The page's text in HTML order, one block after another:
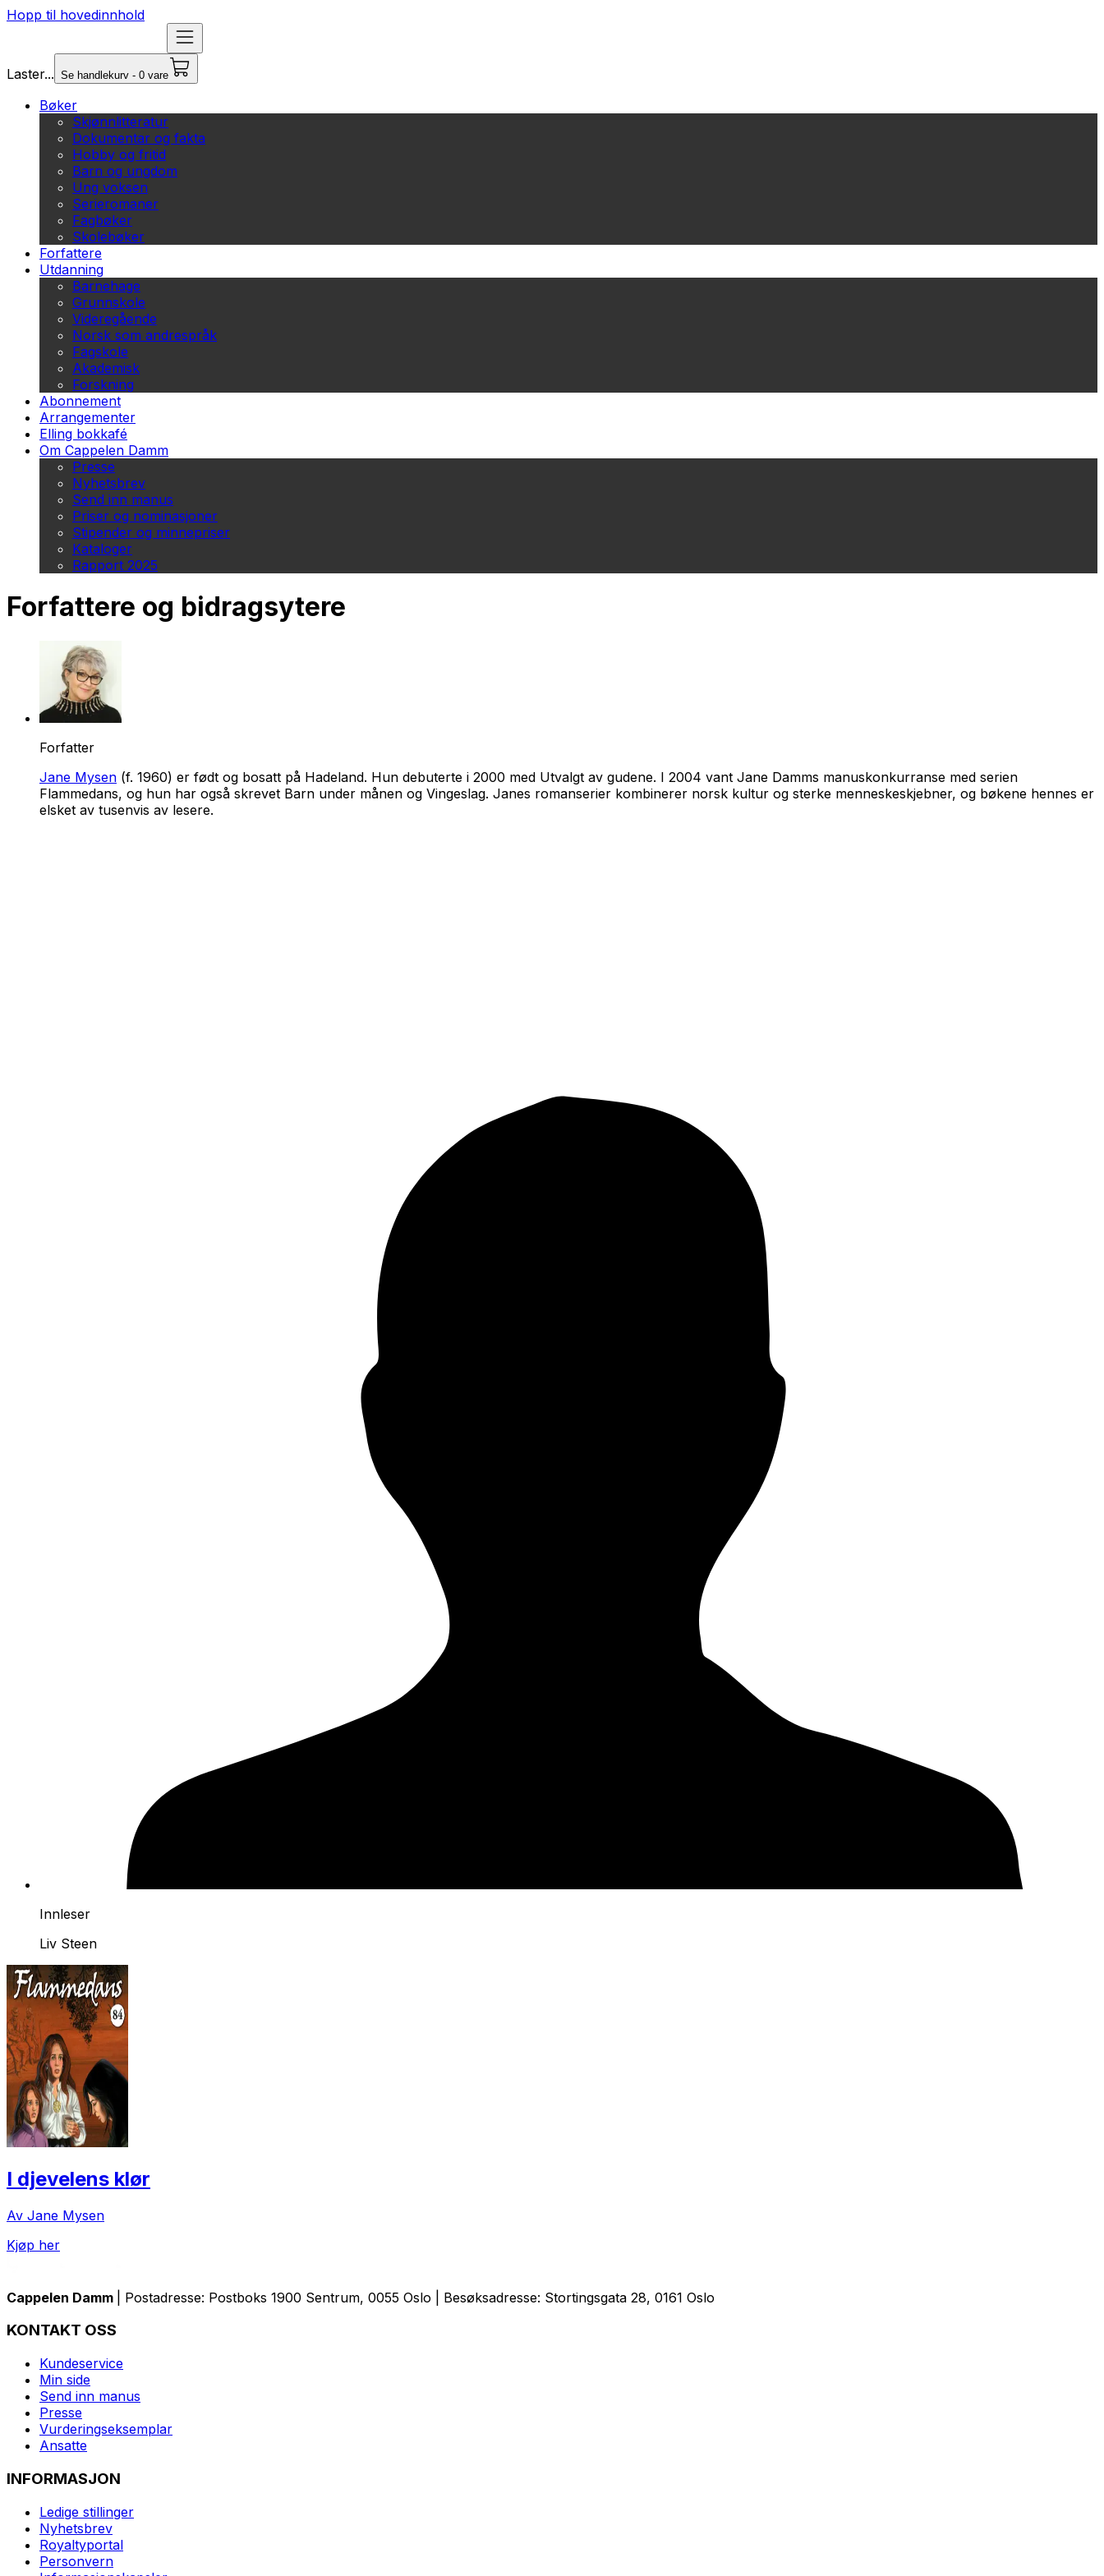
Hopp til hovedinnhold
Laster... Se handlekurv - 0 vare
Bøker
Skjønnlitteratur
Dokumentar og fakta
Hobby og fritid
Barn og ungdom
Ung voksen
Serieromaner
Fagbøker
Skolebøker
Forfattere
Utdanning
Barnehage
Grunnskole
Videregående
Norsk som andrespråk
Fagskole
Akademisk
Forskning
Abonnement
Arrangementer
Elling bokkafé
Om Cappelen Damm
Presse
Nyhetsbrev
Send inn manus
Priser og nominasjoner
Stipender og minnepriser
Kataloger
Rapport 2025
Forfattere og bidragsytere
Forfatter
Jane Mysen (f. 1960) er født og bosatt på Hadeland. Hun debuterte i 2000 med Utvalgt av gudene. I 2004 vant Jane Damms manuskonkurranse med serien
Flammedans, og hun har også skrevet Barn under månen og Vingeslag. Janes romanserier kombinerer norsk kultur og sterke menneskeskjebner, og bøkene hennes er
elsket av tusenvis av lesere.
Innleser
Liv Steen
I djevelens klør
Av Jane Mysen
Kjøp her
Cappelen Damm | Postadresse: Postboks 1900 Sentrum, 0055 Oslo | Besøksadresse: Stortingsgata 28, 0161 Oslo
KONTAKT OSS
Kundeservice
Min side
Send inn manus
Presse
Vurderingseksemplar
Ansatte
INFORMASJON
Ledige stillinger
Nyhetsbrev
Royaltyportal
Personvern